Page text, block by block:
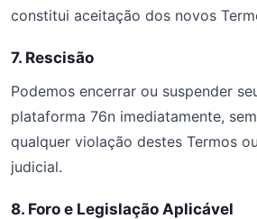
constitui aceitação dos novos
7. Rescisão
Podemos encerrar ou suspender
plataforma 76n imediatamente,
qualquer violação destes Termos
judicial.
8. Foro e Legislação Aplicável